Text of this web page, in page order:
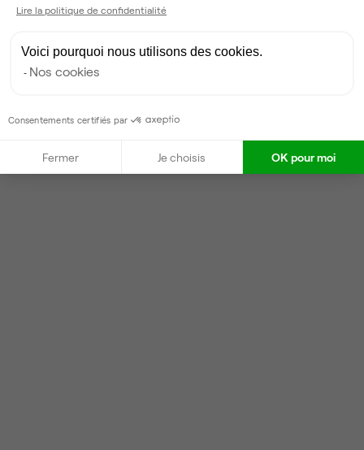
Lire la politique de confidentialité
Voici pourquoi nous utilisons des cookies.
Nos cookies
Consentements certifiés par
Fermer Je choisis OK pour moi